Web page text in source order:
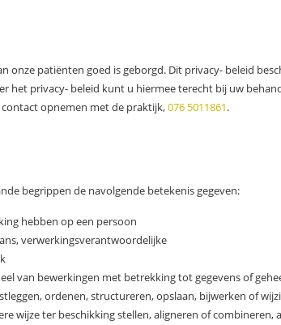
onze patiënten goed is geborgd. Dit privacy- beleid
het privacy- beleid kunt u hiermee terecht bij uw
opnemen met de praktijk,076 5011861.
begrippen de navolgende betekenis gegeven:
hebben op een persoon
verwerkingsverantwoordelijke
van bewerkingen met betrekking tot gegevens of
ordenen, structureren, opslaan, bijwerken of
wijze ter beschikking stellen, aligneren of combineren,